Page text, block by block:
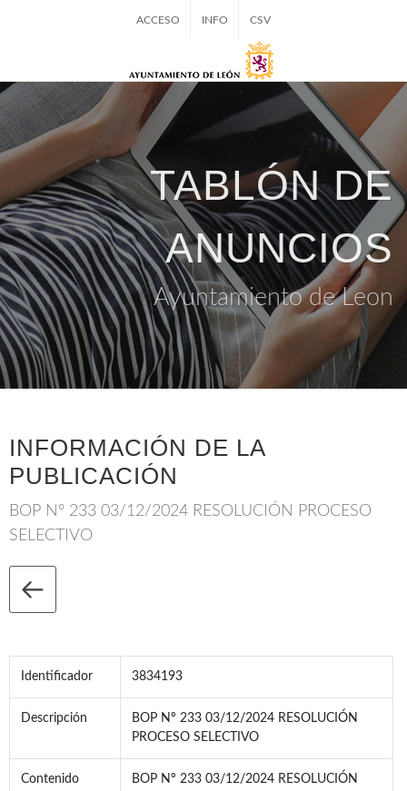
ACCESO INFO CSV
TABLÓN DE
ANUNCIOS
Ayuntamiento de Leon
INFORMACIÓN DE LA
PUBLICACIÓN
BOP Nº 233 03/12/2024 RESOLUCIÓN PROCESO
SELECTIVO
Identificador 3834193
Descripción
BOP Nº 233 03/12/2024 RESOLUCIÓN
PROCESO SELECTIVO
Contenido
BOP Nº 233 03/12/2024 RESOLUCIÓN